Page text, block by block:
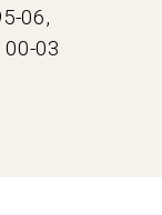
06,
00-03